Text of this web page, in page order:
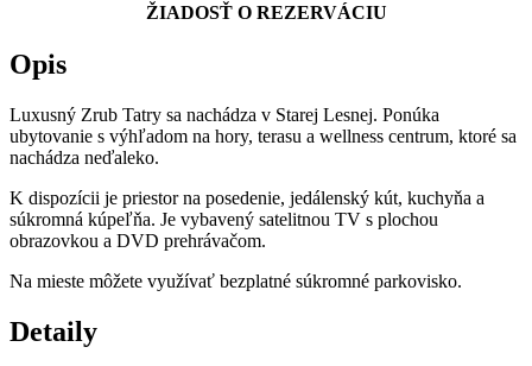
ŽIADOSŤ O REZERVÁCIU
Opis
Luxusný Zrub Tatry sa nachádza v Starej Lesnej. Ponúka
ubytovanie s výhľadom na hory, terasu a wellness centrum, ktoré sa
nachádza neďaleko.
K dispozícii je priestor na posedenie, jedálenský kút, kuchyňa a
súkromná kúpeľňa. Je vybavený satelitnou TV s plochou
obrazovkou a DVD prehrávačom.
Na mieste môžete využívať bezplatné súkromné parkovisko.
Detaily